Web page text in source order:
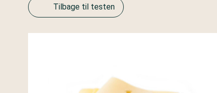
Tilbage til testen